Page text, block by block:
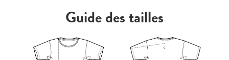
Guide des tailles